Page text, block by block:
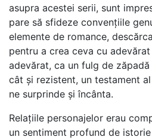
asupra acestei serii, sunt
pare să sfideze convențiile
elemente de romance,
pentru a crea ceva cu
adevărat, ca un fulg de
cât și rezistent, un testament
ne surprinde și încânta.
Relațiile personajelor erau
un sentiment profund de